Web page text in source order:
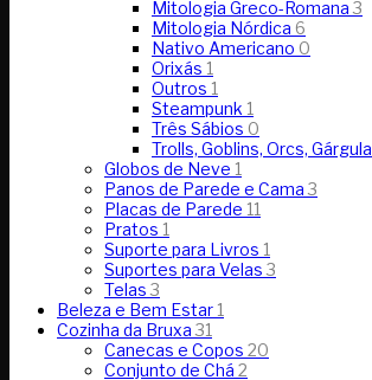
Mitologia Greco-Romana3
Mitologia Nórdica 6
Nativo Americano 0
Orixás 1
Outros 1
Steampunk 1
Três Sábios 0
Trolls, Goblins, Orcs,
Globos de Neve 1
Panos de Parede e Cama3
Placas de Parede 11
Pratos 1
Suporte para Livros 1
Suportes para Velas3
Telas3
Beleza e Bem Estar 1
Cozinha da Bruxa31
Canecas e Copos 20
Conjunto de Chá 2